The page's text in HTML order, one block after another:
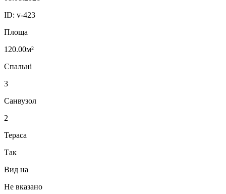
ID: v-423
Площа
120.00м²
Спальні
3
Санвузол
2
Тераса
Так
Вид на
Не вказано